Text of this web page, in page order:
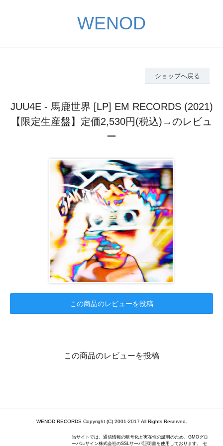
WENOD
ショップへ戻る
JUU4E - 馬鹿世界 [LP] EM RECORDS (2021)
【限定生産盤】定価2,530円(税込)→のレビュ
ー
この商品のレビューを投稿
この商品のレビューを投稿
WENOD RECORDS Copyright (C) 2001-2017 All Rights Reserved.
当サイトでは、通信情報の暗号化と実在性の証明のため、GMOグロ
ーバルサイン株式会社のSSLサーバ証明書を使用しております。 セ